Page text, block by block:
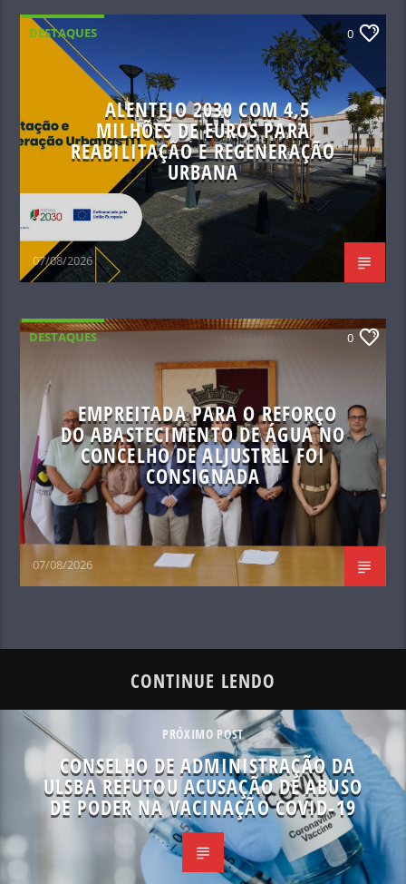
DESTAQUES 0
ALENTEJO 2030 COM 4,5
MILHÕES DE EUROS PARA
REABILITAÇÃO E REGENERAÇÃO
URBANA
07/08/2026
DESTAQUES 0
EMPREITADA PARA O REFORÇO
DO ABASTECIMENTO DE ÁGUA NO
CONCELHO DE ALJUSTREL FOI
CONSIGNADA
07/08/2026
CONTINUE LENDO
PRÓXIMO POST
CONSELHO DE ADMINISTRAÇÃO DA
ULSBA REFUTOU ACUSAÇÃO DE ABUSO
DE PODER NA VACINAÇÃO COVID-19